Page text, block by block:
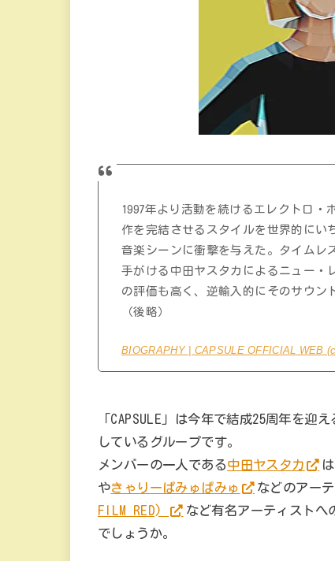
1997年より活動を続けるエレクトロ・
作を完結させるスタイルを世界的にい
音楽シーンに衝撃を与えた。タイムレ
手がける中田ヤスタカによるニュー・
の評価も高く、逆輸入的にそのサウン
（後略）
BIOGRAPHY | CAPSULE OFFICIAL WEB
「CAPSULE」は今年で結成25周年を迎
しているグループです。
メンバーの一人である中田ヤスタカ
やきゃりーぱみゅぱみゅ などのアー
FILM RED)
など有名アーティストへ
でしょうか。